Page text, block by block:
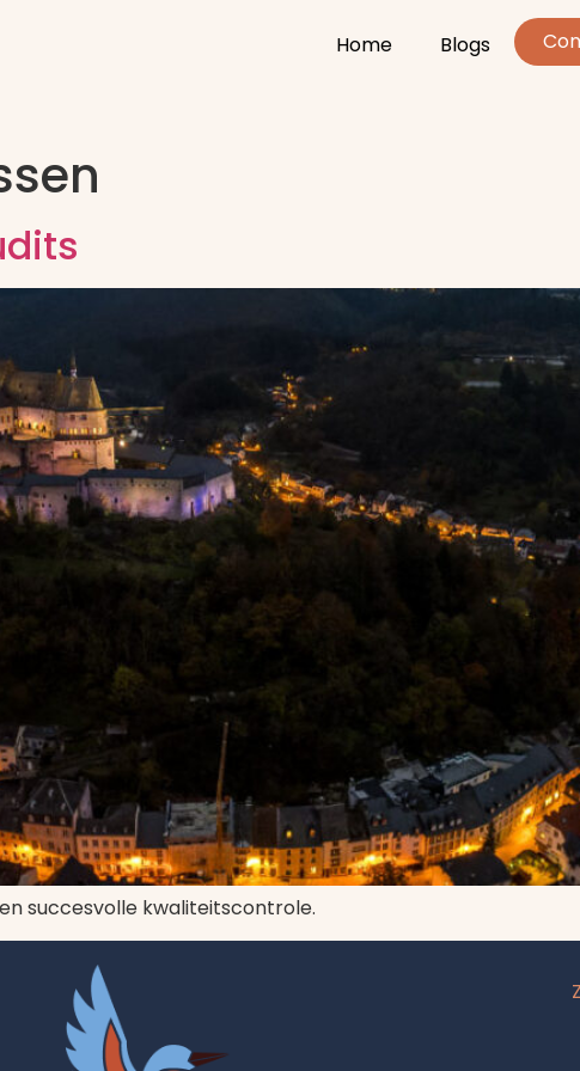
Home Blogs
succesvolle kwaliteitscontrole.